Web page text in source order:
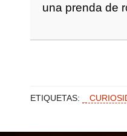
una prenda de
ETIQUETAS: